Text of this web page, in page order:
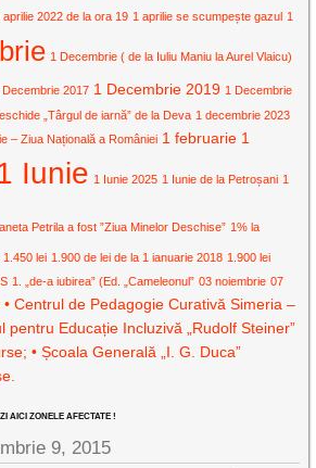
aprilie 2022 de la ora 19 1 aprilie se scumpește gazul 1
1 Decembrie ( de la Iuliu Maniu la Aurel Vlaicu)
Decembrie 2017 1 Decembrie 2019 1 Decembrie
„Târgul de iarnă” de la Deva 1 decembrie 2023
– Ziua Națională a României 1 februarie 1
Iunie 1 Iunie 2025 1 Iunie de la Petroșani 1
Petrila a fost ”Ziua Minelor Deschise” 1% la
1.450 lei 1.900 de lei de la 1 ianuarie 2018 1.900 lei
1. „de-a iubirea” (Ed. „Cameleonul” 03 noiembrie 07
• Centrul de Pedagogie Curativă Simeria –
pentru Educație Incluzivă „Rudolf Steiner”
• Școala Generală „I. G. Duca”
AICI ZONELE AFECTATE !
9, 2015